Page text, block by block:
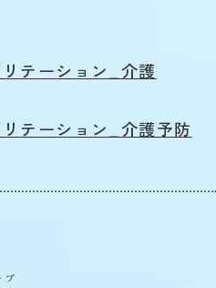
テーション_介護
テーション_介護予防